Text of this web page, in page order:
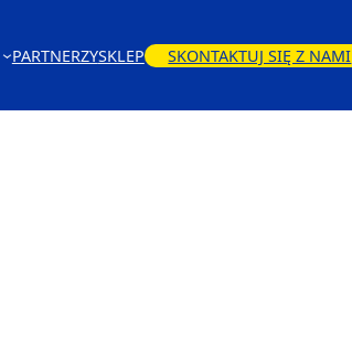
PARTNERZYSKLEP SKONTAKTUJ SIĘ Z NAMI